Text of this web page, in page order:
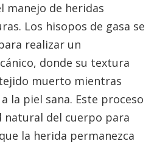
manejo de heridas
Los hisopos de gasa se
realizar un
donde su textura
muerto mientras
la piel sana. Este proceso
natural del cuerpo para
la herida permanezca